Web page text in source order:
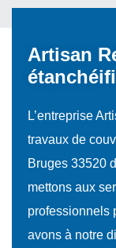
Artisan
L’entreprise
travaux de
Bruges 33520
mettons aux
professionnels
avons à notre